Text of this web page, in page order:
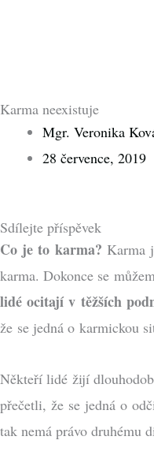
Karma neexistuje
Mgr. Veronika
28 července, 2019
Sdílejte příspěvek
Co je to karma? Karma
karma. Dokonce se
lidé ocitají v těžších
že se jedná o karmickou
Někteří lidé žijí
přečetli, že se jedná o
tak nemá právo druhému